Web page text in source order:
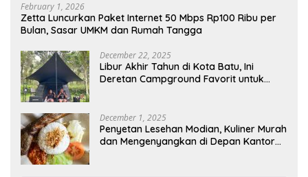
February 1, 2026
Zetta Luncurkan Paket Internet 50 Mbps Rp100 Ribu per
Bulan, Sasar UMKM dan Rumah Tangga
December 22, 2025
Libur Akhir Tahun di Kota Batu, Ini
Deretan Campground Favorit untuk
December 1, 2025
Penyetan Lesehan Modian, Kuliner Murah
dan Mengenyangkan di Depan Kantor